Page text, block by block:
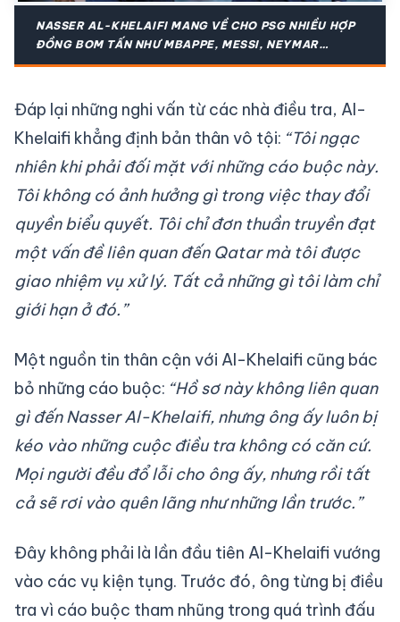
NASSER AL-KHELAIFI MANG VỀ CHO PSG NHIỀU HỢP
ĐỒNG BOM TẤN NHƯ MBAPPE, MESSI, NEYMAR…
Đáp lại những nghi vấn từ các nhà điều tra, Al-
Khelaifi khẳng định bản thân vô tội: “Tôi ngạc
nhiên khi phải đối mặt với những cáo buộc này.
Tôi không có ảnh hưởng gì trong việc thay đổi
quyền biểu quyết. Tôi chỉ đơn thuần truyền đạt
một vấn đề liên quan đến Qatar mà tôi được
giao nhiệm vụ xử lý. Tất cả những gì tôi làm chỉ
giới hạn ở đó.”
Một nguồn tin thân cận với Al-Khelaifi cũng bác
bỏ những cáo buộc: “Hồ sơ này không liên quan
gì đến Nasser Al-Khelaifi, nhưng ông ấy luôn bị
kéo vào những cuộc điều tra không có căn cứ.
Mọi người đều đổ lỗi cho ông ấy, nhưng rồi tất
cả sẽ rơi vào quên lãng như những lần trước.”
Đây không phải là lần đầu tiên Al-Khelaifi vướng
vào các vụ kiện tụng. Trước đó, ông từng bị điều
tra vì cáo buộc tham nhũng trong quá trình đấu